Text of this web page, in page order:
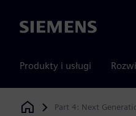
Siemens
Produkty i usługi
Siemens Digital Industries
Part 4: Next